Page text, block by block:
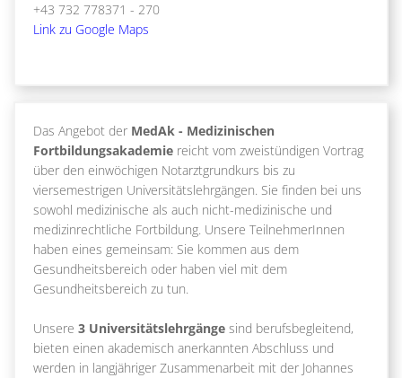
+43 732 778371 - 270
Link zu Google Maps
Das Angebot der MedAk - Medizinischen
Fortbildungsakademie reicht vom zweistündigen Vortrag
über den einwöchigen Notarztgrundkurs bis zu
viersemestrigen Universitätslehrgängen. Sie finden bei uns
sowohl medizinische als auch nicht-medizinische und
medizinrechtliche Fortbildung. Unsere TeilnehmerInnen
haben eines gemeinsam: Sie kommen aus dem
Gesundheitsbereich oder haben viel mit dem
Gesundheitsbereich zu tun.
Unsere 3 Universitätslehrgänge sind berufsbegleitend,
bieten einen akademisch anerkannten Abschluss und
werden in langjähriger Zusammenarbeit mit der Johannes